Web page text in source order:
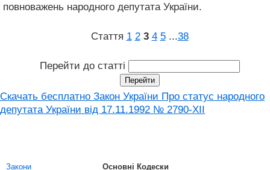
повноважень народного депутата України.
Стаття 1 2 3 4 5 ...38
Перейти до статті
Скачать бесплатно Закон України Про статус народного
депутата України від 17.11.1992 № 2790-XII
Закони Основні Кодески